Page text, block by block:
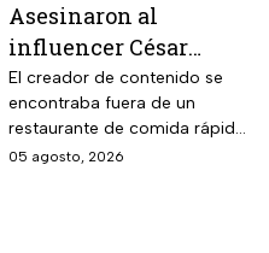
Asesinaron al
influencer César
Gastélum mientras
transmitía en vivo en
Culiacán, Sinaloa
El creador de contenido se
encontraba fuera de un
restaurante de comida rápida
cuando recibió el disparo;
05 agosto, 2026